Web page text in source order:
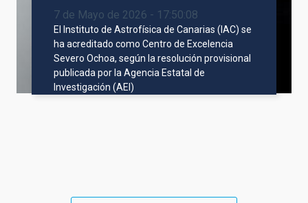
7 de Mayo de 2026 - 17:50:08
El Instituto de Astrofísica de Canarias (IAC) se
ha acreditado como Centro de Excelencia
Severo Ochoa, según la resolución provisional
publicada por la Agencia Estatal de
Investigación (AEI)